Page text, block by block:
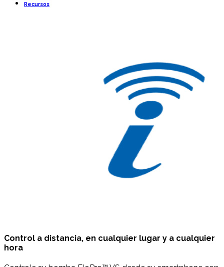
Recursos
Control a distancia, en cualquier lugar y a cualquier
hora